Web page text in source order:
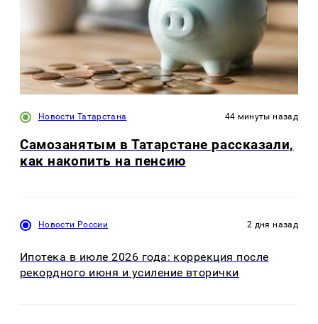
Новости Татарстана 44 минуты назад
Самозанятым в Татарстане рассказали,
как накопить на пенсию
Новости России 2 дня назад
Ипотека в июле 2026 года: коррекция после
рекордного июня и усиление вторички